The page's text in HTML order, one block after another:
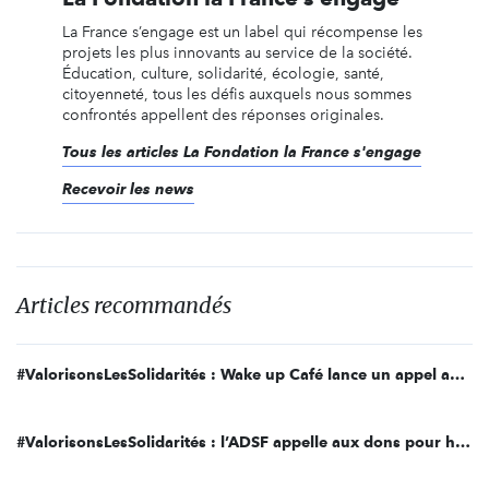
La France s’engage est un label qui récompense les
projets les plus innovants au service de la société.
Éducation, culture, solidarité, écologie, santé,
citoyenneté, tous les défis auxquels nous sommes
confrontés appellent des réponses originales.
Tous les articles La Fondation la France s'engage
Recevoir les news
Articles recommandés
#ValorisonsLesSolidarités : Wake up Café lance un appel aux dons et au bénévolat pour maintenir l’accompagnement des sortants de prison
#ValorisonsLesSolidarités : l’ADSF appelle aux dons pour héberger en urgence les femmes sans-abri